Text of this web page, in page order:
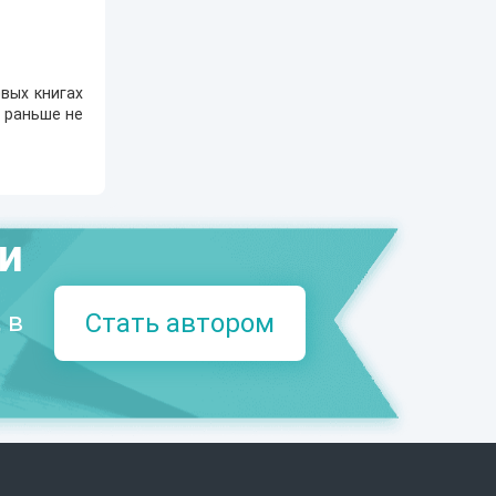
книгах
раньше не
в
Стать автором